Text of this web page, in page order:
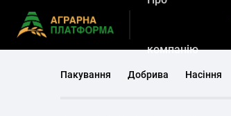
компанію
Пакування Добрива Насіння